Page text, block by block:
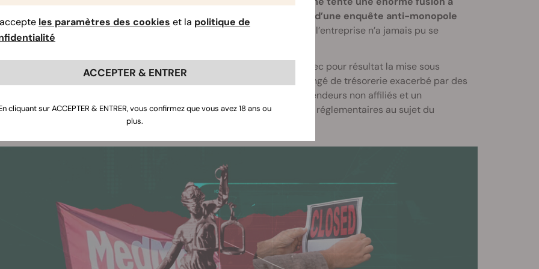
de dollars avec PharmaCann, qui a fini par échouer en raison d’une enquête anti-monopole
par le Département de la Justice américain.C’est un coup dur dont l’entreprise n’a jamais pu se
2024, les déboires financiers de MedMen ont atteint leur apogée avec pour résultat la mise sous
de l’entreprise. Cette évolution était le résultat d’un problème prolongé de trésorerie exacerbé par des
élevés, des pressions concurrentielles imposées par les vendeurs non affiliés et un
de marché impitoyable qui s’est intensifié avec les inquiétudes réglementaires au sujet du
les paramètres des cookies et la politique de
ACCEPTER & ENTRER
cliquant sur ACCEPTER & ENTRER, vous confirmez que vous avez 18 ans ou
plus.